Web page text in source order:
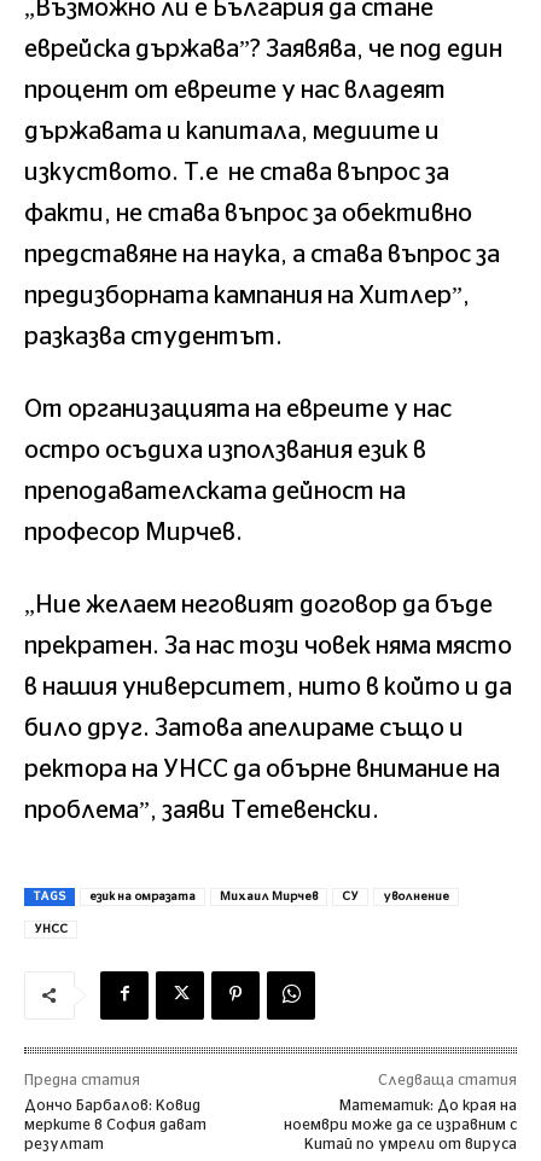
„Възможно ли е България да стане
еврейска държава”? Заявява, че под един
процент от евреите у нас владеят
държавата и капитала, медиите и
изкуството. Т.е не става въпрос за
факти, не става въпрос за обективно
представяне на наука, а става въпрос за
предизборната кампания на Хитлер”,
разказва студентът.
От организацията на евреите у нас
остро осъдиха използвания език в
преподавателската дейност на
професор Мирчев.
„Ние желаем неговият договор да бъде
прекратен. За нас този човек няма място
в нашия университет, нито в който и да
било друг. Затова апелираме също и
ректора на УНСС да обърне внимание на
проблема”, заяви Тетевенски.
TAGS език на омразата Михаил Мирчев СУ уволнение
УНСС
Предна статия
Дончо Барбалов: Ковид
мерките в София дават
резултат
Следваща статия
Математик: До края на
ноември може да се изравним с
Китай по умрели от вируса